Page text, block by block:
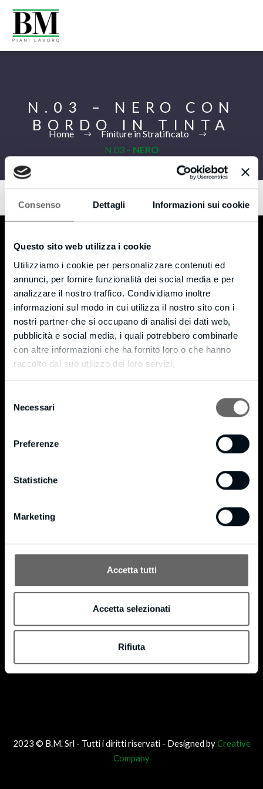
Consenso Dettagli Informazioni sui cookie
Questo sito web utilizza i cookie
Utilizziamo i cookie per personalizzare contenuti ed
annunci, per fornire funzionalità dei social media e per
analizzare il nostro traffico. Condividiamo inoltre
informazioni sul modo in cui utilizza il nostro sito con i
nostri partner che si occupano di analisi dei dati web,
pubblicità e social media, i quali potrebbero combinarle
con altre informazioni che ha fornito loro o che hanno
raccolto dal suo utilizzo dei loro servizi.
delNecessari
Preferenze
Statistiche
Marketing
Accetta tutti
Accetta selezionati
Rifiuta
N.03 – NERO CON
BORDO IN TINTA
Home
Finiture in Stratificato
N.03 – NERO
CON BORDO IN TINTA
B.M s.r.l.
Monticello (LC) – 23876
Via Moneta, 7 – fraz. Cortenuova
Fax +39 039 9205589
info@bmpianilavoro.it
P. IVA 01815240138
Certificato FSC
BM in data 16/10/2020 si è certificata FSC
in conformità allo standard STD 40-004 con
è dedicato alla promozione di una gestione forestale
2023 © B.M. Srl - Tutti i diritti riservati - Designed byCreative
Company